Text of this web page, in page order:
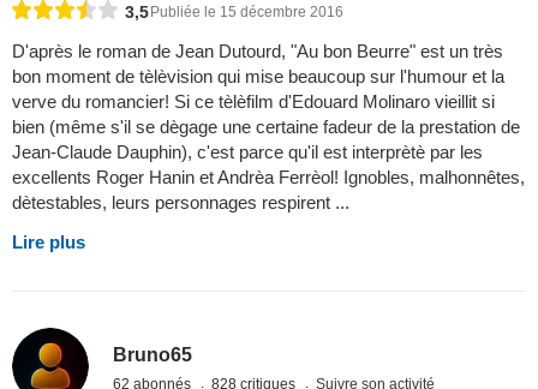
3,5Publiée le 15 décembre 2016
D'après le roman de Jean Dutourd, "Au bon Beurre" est un très
bon moment de tèlèvision qui mise beaucoup sur l'humour et la
verve du romancier! Si ce tèlèfilm d'Edouard Molinaro vieillit si
bien (même s'il se dègage une certaine fadeur de la prestation de
Jean-Claude Dauphin), c'est parce qu'il est interprètè par les
excellents Roger Hanin et Andrèa Ferrèol! Ignobles, malhonnêtes,
dètestables, leurs personnages respirent ...
Lire plus
Bruno65
62 abonnés 828 critiques Suivre son activité